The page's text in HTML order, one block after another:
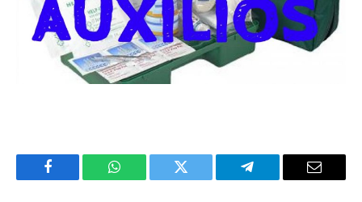
Facebook WhatsApp Twitter Telegram Email